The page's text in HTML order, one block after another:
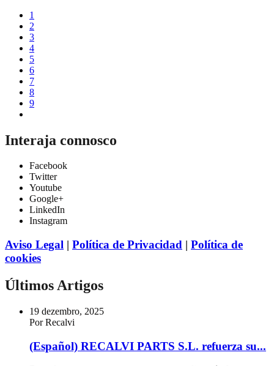
1
2
3
4
5
6
7
8
9
Interaja connosco
Facebook
Twitter
Youtube
Google+
LinkedIn
Instagram
Aviso Legal | Política de Privacidad | Política de
cookies
Últimos Artigos
19 dezembro, 2025
Por Recalvi
(Español) RECALVI PARTS S.L. refuerza su...